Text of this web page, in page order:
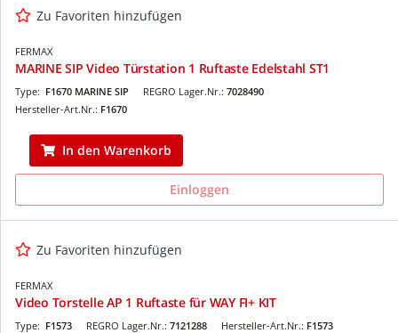
Zu Favoriten hinzufügen
FERMAX
MARINE SIP Video Türstation 1 Ruftaste Edelstahl ST1
REGRO Lager.Nr.: 7028490
Type: F1670 MARINE SIP
Hersteller-Art.Nr.: F1670
In den Warenkorb
Einloggen
Zu Favoriten hinzufügen
FERMAX
Video Torstelle AP 1 Ruftaste für WAY FI+ KIT
REGRO Lager.Nr.: 7121288
Type: F1573 Hersteller-Art.Nr.: F1573